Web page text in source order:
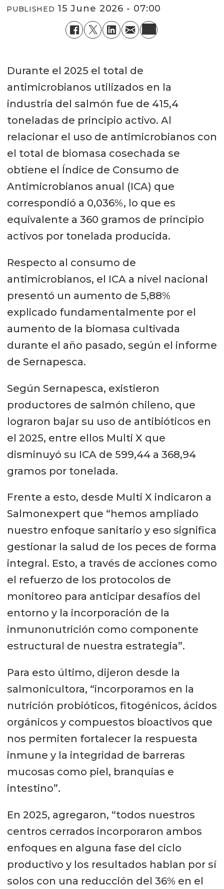
PUBLISHED 15 June 2026 - 07:00
Durante el 2025 el total de
antimicrobianos utilizados en la
industria del salmón fue de 415,4
toneladas de principio activo. Al
relacionar el uso de antimicrobianos con
el total de biomasa cosechada se
obtiene el Índice de Consumo de
Antimicrobianos anual (ICA) que
correspondió a 0,036%, lo que es
equivalente a 360 gramos de principio
activos por tonelada producida.
Respecto al consumo de
antimicrobianos, el ICA a nivel nacional
presentó un aumento de 5,88%
explicado fundamentalmente por el
aumento de la biomasa cultivada
durante el año pasado, según el informe
de Sernapesca.
Según Sernapesca, existieron
productores de salmón chileno, que
lograron bajar su uso de antibióticos en
el 2025, entre ellos Multi X que
disminuyó su ICA de 599,44 a 368,94
gramos por tonelada.
Frente a esto, desde Multi X indicaron a
Salmonexpert que “hemos ampliado
nuestro enfoque sanitario y eso significa
gestionar la salud de los peces de forma
integral. Esto, a través de acciones como
el refuerzo de los protocolos de
monitoreo para anticipar desafíos del
entorno y la incorporación de la
inmunonutrición como componente
estructural de nuestra estrategia”.
Para esto último, dijeron desde la
salmonicultora, “incorporamos en la
nutrición probióticos, fitogénicos, ácidos
orgánicos y compuestos bioactivos que
nos permiten fortalecer la respuesta
inmune y la integridad de barreras
mucosas como piel, branquias e
intestino”.
En 2025, agregaron, “todos nuestros
centros cerrados incorporaron ambos
enfoques en alguna fase del ciclo
productivo y los resultados hablan por sí
solos con una reducción del 36% en el